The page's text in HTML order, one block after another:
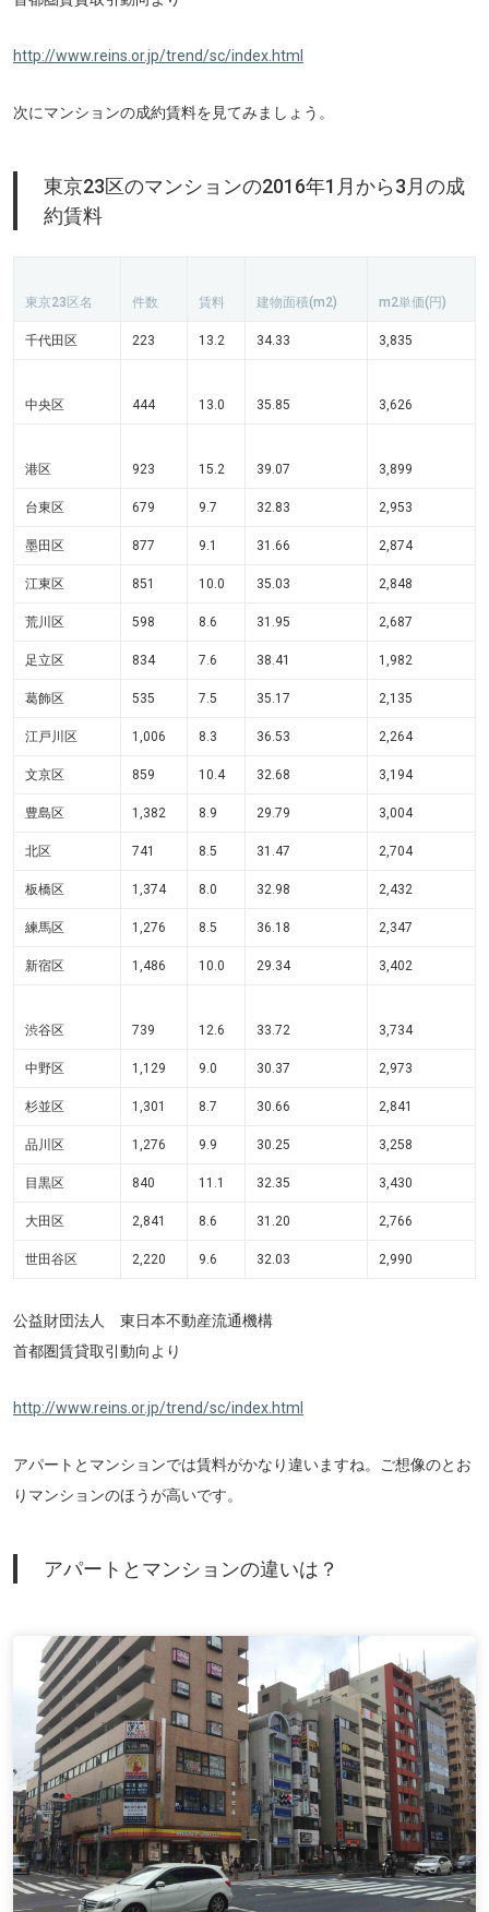
http://www.reins.or.jp/trend/sc/index.html
次にマンションの成約賃料を見てみましょう。
東京23区のマンションの2016年1月から3月の成
約賃料
東京23区名 件数 賃料 建物面積(m2) m2単価(円)
千代田区 223 13.2 34.33 3,835
中央区 444 13.0 35.85 3,626
港区 923 15.2 39.07 3,899
台東区 679 9.7 32.83 2,953
墨田区 877 9.1 31.66 2,874
江東区 851 10.0 35.03 2,848
荒川区 598 8.6 31.95 2,687
足立区 834 7.6 38.41 1,982
葛飾区 535 7.5 35.17 2,135
江戸川区 1,006 8.3 36.53 2,264
文京区 859 10.4 32.68 3,194
豊島区 1,382 8.9 29.79 3,004
北区 741 8.5 31.47 2,704
板橋区 1,374 8.0 32.98 2,432
練馬区 1,276 8.5 36.18 2,347
新宿区 1,486 10.0 29.34 3,402
渋谷区 739 12.6 33.72 3,734
中野区 1,129 9.0 30.37 2,973
杉並区 1,301 8.7 30.66 2,841
品川区 1,276 9.9 30.25 3,258
目黒区 840 11.1 32.35 3,430
大田区 2,841 8.6 31.20 2,766
世田谷区 2,220 9.6 32.03 2,990
公益財団法人 東日本不動産流通機構
首都圏賃貸取引動向より
http://www.reins.or.jp/trend/sc/index.html
アパートとマンションでは賃料がかなり違いますね。ご想像のとお
りマンションのほうが高いです。
アパートとマンションの違いは？